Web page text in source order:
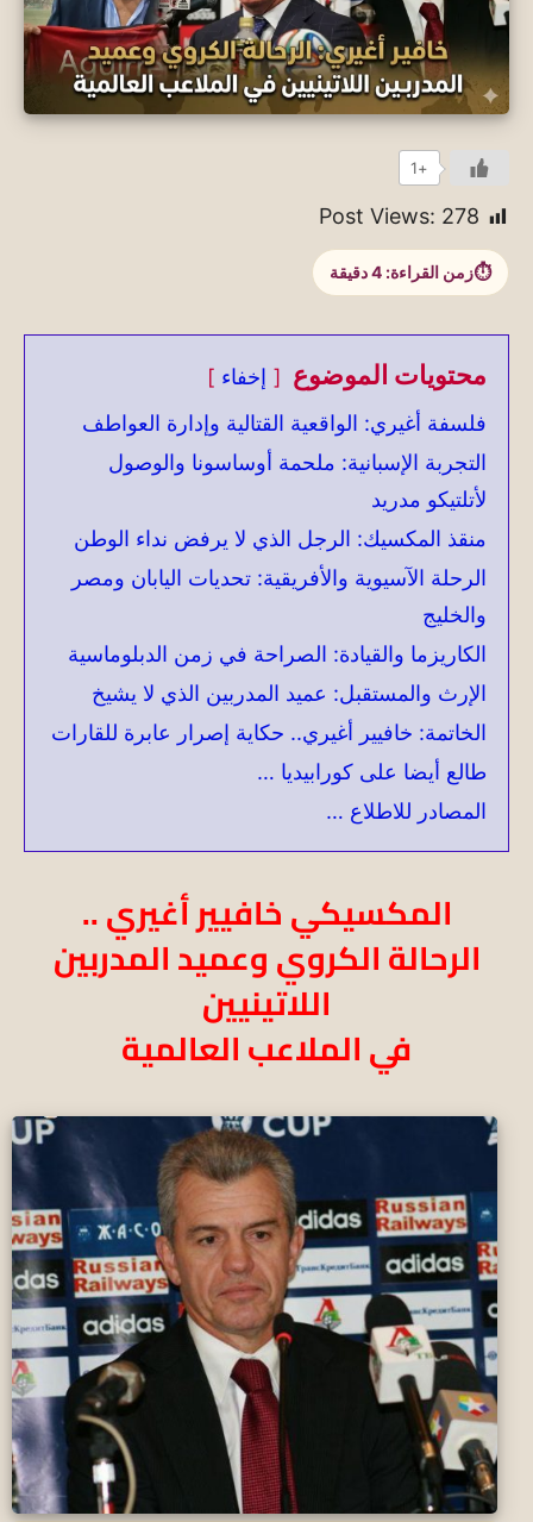
+1
Post Views: 278
زمن القراءة: 4دقيقة
محتويات الموضوع
إخفاء
فلسفة أغيري: الواقعية القتالية وإدارة العواطف
التجربة الإسبانية: ملحمة أوساسونا والوصول
لأتلتيكو مدريد
منقذ المكسيك: الرجل الذي لا يرفض نداء الوطن
الرحلة الآسيوية والأفريقية: تحديات اليابان ومصر
والخليج
الكاريزما والقيادة: الصراحة في زمن الدبلوماسية
الإرث والمستقبل: عميد المدربين الذي لا يشيخ
الخاتمة: خافيير أغيري.. حكاية إصرار عابرة للقارات
طالع أيضا على كورابيديا …
المصادر للاطلاع …
المكسيكي خافيير أغيري ..
الرحالة الكروي وعميد المدربين
اللاتينيين
في الملاعب العالمية